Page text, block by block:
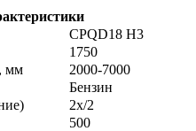
CPQD18 H3
1750
мм
2000-7000
Бензин
2x/2
500